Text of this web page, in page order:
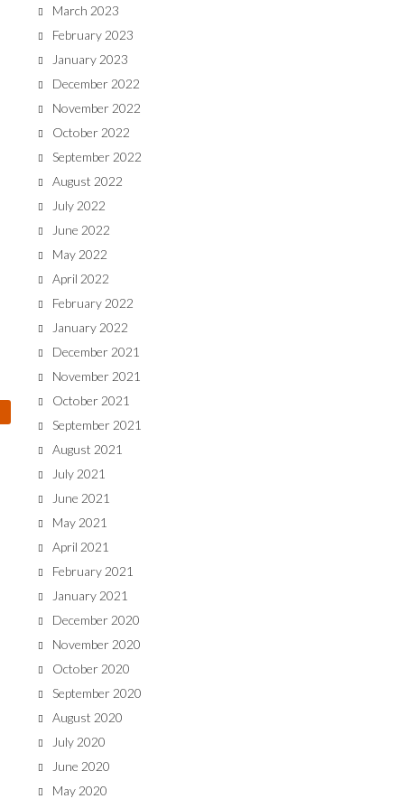
March 2023
February 2023
January 2023
December 2022
November 2022
October 2022
September 2022
August 2022
July 2022
June 2022
May 2022
April 2022
February 2022
January 2022
December 2021
November 2021
October 2021
September 2021
August 2021
July 2021
June 2021
May 2021
April 2021
February 2021
January 2021
December 2020
November 2020
October 2020
September 2020
August 2020
July 2020
June 2020
May 2020